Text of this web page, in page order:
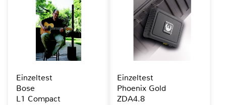
Einzeltest
Bose
L1 Compact
Einzeltest
Phoenix Gold
ZDA4.8